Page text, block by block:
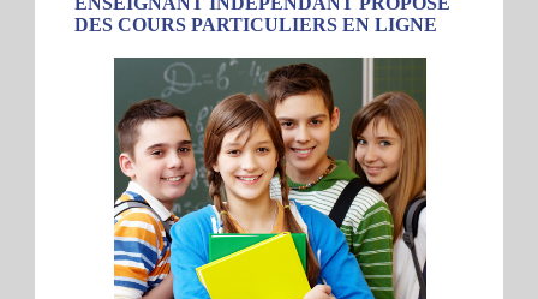
DES COURS PARTICULIERS EN LIGNE